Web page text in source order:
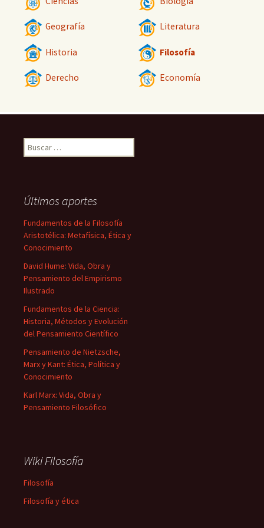
Geografía Literatura
Historia Filosofía
Derecho Economía
Buscar:
Últimos aportes
Fundamentos de la Filosofía
Aristotélica: Metafísica, Ética y
Conocimiento
David Hume: Vida, Obra y
Pensamiento del Empirismo
Ilustrado
Fundamentos de la Ciencia:
Historia, Métodos y Evolución
del Pensamiento Científico
Pensamiento de Nietzsche,
Marx y Kant: Ética, Política y
Conocimiento
Karl Marx: Vida, Obra y
Pensamiento Filosófico
Wiki Filosofía
Filosofía
Filosofía y ética